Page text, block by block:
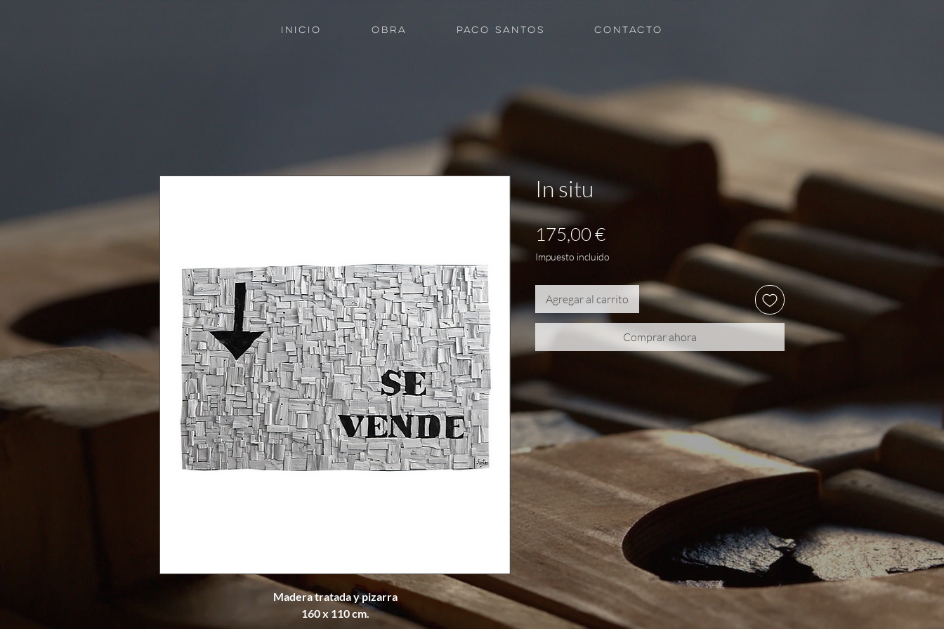
INICIO OBRA PACO SANTOS CONTACTO
Madera tratada y pizarra
160 x 110 cm.
In situ
175,00 €Precio
Impuesto incluido
Agregar al carrito
Comprar ahora